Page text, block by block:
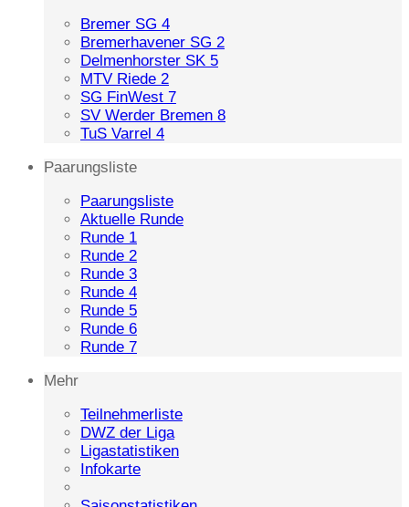
Bremer SG 4
Bremerhavener SG 2
Delmenhorster SK 5
MTV Riede 2
SG FinWest 7
SV Werder Bremen 8
TuS Varrel 4
Paarungsliste
Paarungsliste
Aktuelle Runde
Runde 1
Runde 2
Runde 3
Runde 4
Runde 5
Runde 6
Runde 7
Mehr
Teilnehmerliste
DWZ der Liga
Ligastatistiken
Infokarte